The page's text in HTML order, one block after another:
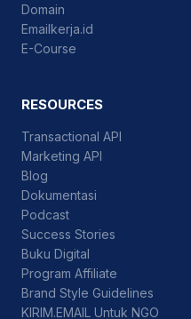
Domain
Emailkerja.id
E-Course
RESOURCES
Transactional API
Marketing API
Blog
Dokumentasi
Podcast
Success Stories
Buku Digital
Program Affiliate
Brand Style Guidelines
KIRIM.EMAIL Untuk NGO